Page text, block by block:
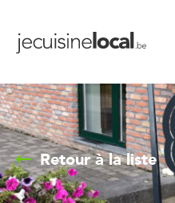
Retour à la liste